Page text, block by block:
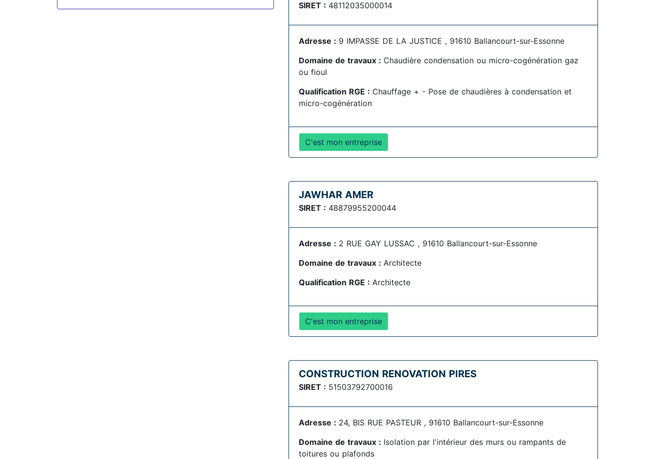
SIRET : 48112035000014
Adresse : 9 IMPASSE DE LA JUSTICE , 91610 Ballancourt-sur-Essonne
Domaine de travaux : Chaudière condensation ou micro-cogénération gaz
ou fioul
Qualification RGE : Chauffage + - Pose de chaudières à condensation et
micro-cogénération
C'est mon entreprise
JAWHAR AMER
SIRET : 48879955200044
Adresse : 2 RUE GAY LUSSAC , 91610 Ballancourt-sur-Essonne
Domaine de travaux : Architecte
Qualification RGE : Architecte
C'est mon entreprise
CONSTRUCTION RENOVATION PIRES
SIRET : 51503792700016
Adresse : 24, BIS RUE PASTEUR , 91610 Ballancourt-sur-Essonne
Domaine de travaux : Isolation par l'intérieur des murs ou rampants de
toitures ou plafonds